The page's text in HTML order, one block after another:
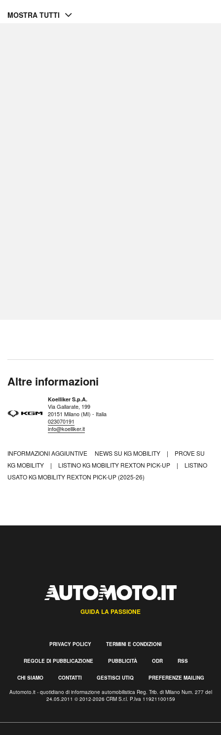
MOSTRA TUTTI
Altre informazioni
Koelliker S.p.A.
Via Gallarate, 199
20151 Milano (MI) - Italia
023070191
info@koelliker.it
INFORMAZIONI AGGIUNTIVE NEWS SU KG MOBILITY |
PROVE SU
KG MOBILITY
| LISTINO KG MOBILITY REXTON PICK-UP |
LISTINO
USATO KG MOBILITY REXTON PICK-UP (2025-26)
GUIDA LA PASSIONE
PRIVACY POLICY TERMINI E CONDIZIONI
REGOLE DI PUBBLICAZIONE PUBBLICITÀ ODR RSS
CHI SIAMO CONTATTI GESTISCI UTIQ PREFERENZE MAILING
Automoto.it - quotidiano di informazione automobilistica Reg. Trib. di Milano Num. 277 del
24.05.2011 © 2012-2026 CRM S.r.l. P.Iva 11921100159